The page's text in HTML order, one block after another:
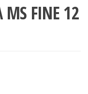
MS FINE 12